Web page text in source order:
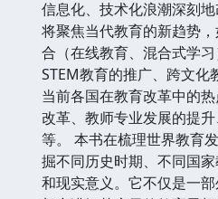
信息化、技术化浪潮深刻
将聚焦当代教育的新趋势
合（在线教育、混合式学习
STEM教育的推广、跨文
当前各国在教育改革中的
改革、教师专业发展的提
等。 本书在梳理世界教育
掘不同历史时期、不同国
和现实意义。它不仅是一